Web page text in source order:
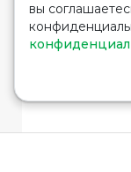
UIC
вы